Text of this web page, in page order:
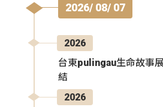
2026/ 08/ 07
2026
台東pulingau生命故事
結
2026